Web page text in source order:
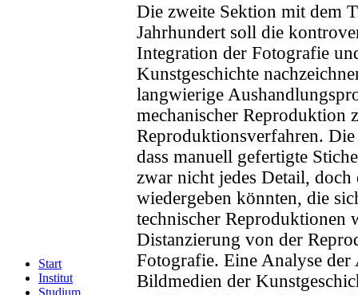
Start
Institut
Studium
Die zweite Sektion mit dem
Jahrhundert soll die
Integration der Fotografie
Kunstgeschichte
langwierige
mechanischer Reproduktion
Reproduktionsverfahren.
dass manuell gefertigte
zwar nicht jedes Detail, doch
wiedergeben könnten, die
technischer Reproduktionen
Distanzierung von der
Fotografie. Eine Analyse der
Bildmedien der